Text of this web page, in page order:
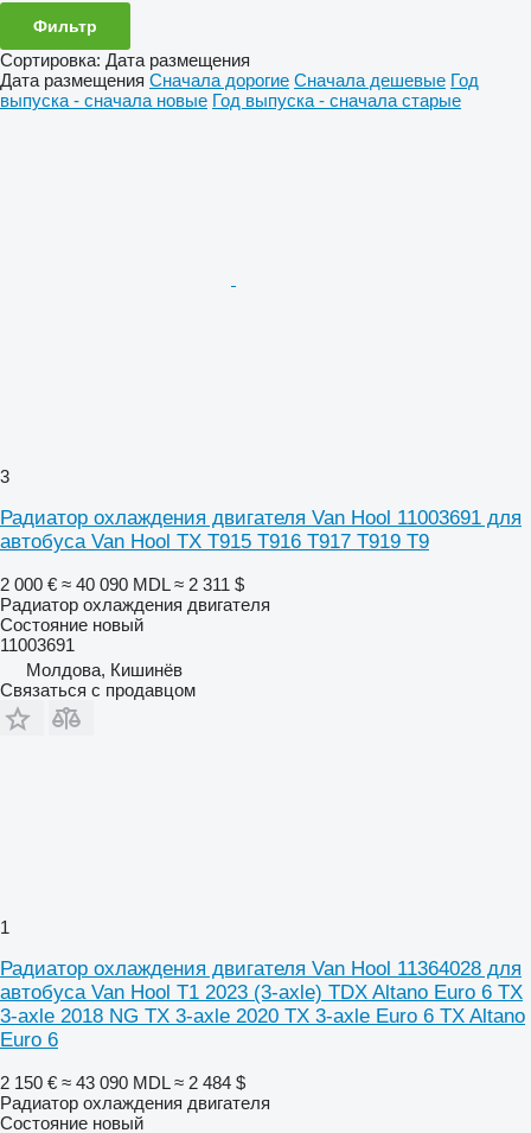
Фильтр
Сортировка: Дата размещения
Дата размещения Сначала дорогие Сначала дешевые Год
выпуска - сначала новые Год выпуска - сначала старые
3
Радиатор охлаждения двигателя Van Hool 11003691 для
автобуса Van Hool TX T915 T916 T917 T919 T9
2 000 € ≈ 40 090 MDL ≈ 2 311 $
Радиатор охлаждения двигателя
Состояние новый
11003691
Молдова, Кишинёв
Связаться с продавцом
1
Радиатор охлаждения двигателя Van Hool 11364028 для
автобуса Van Hool T1 2023 (3-axle) TDX Altano Euro 6 TX
3-axle 2018 NG TX 3-axle 2020 TX 3-axle Euro 6 TX Altano
Euro 6
2 150 € ≈ 43 090 MDL ≈ 2 484 $
Радиатор охлаждения двигателя
Состояние новый